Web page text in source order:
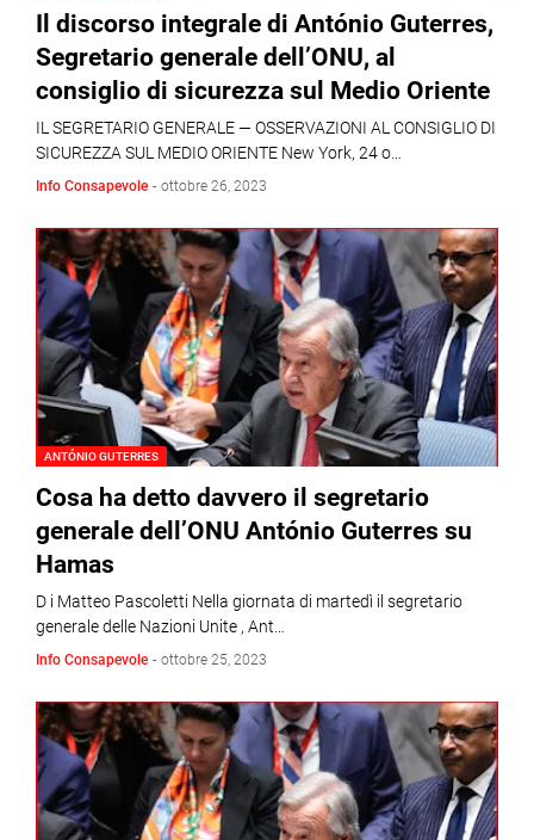
Il discorso integrale di António Guterres,
Segretario generale dell’ONU, al
consiglio di sicurezza sul Medio Oriente
IL SEGRETARIO GENERALE — OSSERVAZIONI AL CONSIGLIO DI
SICUREZZA SUL MEDIO ORIENTE New York, 24 o…
Info Consapevole - ottobre 26, 2023
ANTÓNIO GUTERRES
Cosa ha detto davvero il segretario
generale dell’ONU António Guterres su
Hamas
D i Matteo Pascoletti Nella giornata di martedì il segretario
generale delle Nazioni Unite , Ant…
Info Consapevole - ottobre 25, 2023